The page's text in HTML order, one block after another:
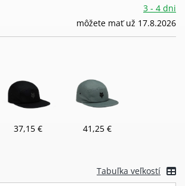
3 - 4 dni
môžete mať už 17.8.2026
37,15 € 41,25 €
Tabuľka veľkostí